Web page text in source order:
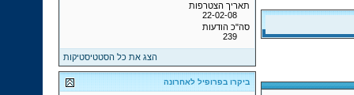
תאריך הצטרפות
22-02-08
סה"כ הודעות
239
הצג את כל הסטטיסטיקות
ביקרו בפרופיל לאחרונה